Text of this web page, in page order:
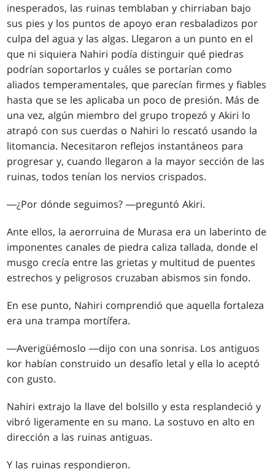
inesperados, las ruinas temblaban y chirriaban bajo
sus pies y los puntos de apoyo eran resbaladizos por
culpa del agua y las algas. Llegaron a un punto en el
que ni siquiera Nahiri podía distinguir qué piedras
podrían soportarlos y cuáles se portarían como
aliados temperamentales, que parecían firmes y fiables
hasta que se les aplicaba un poco de presión. Más de
una vez, algún miembro del grupo tropezó y Akiri lo
atrapó con sus cuerdas o Nahiri lo rescató usando la
litomancia. Necesitaron reflejos instantáneos para
progresar y, cuando llegaron a la mayor sección de las
ruinas, todos tenían los nervios crispados.
―¿Por dónde seguimos? ―preguntó Akiri.
Ante ellos, la aerorruina de Murasa era un laberinto de
imponentes canales de piedra caliza tallada, donde el
musgo crecía entre las grietas y multitud de puentes
estrechos y peligrosos cruzaban abismos sin fondo.
En ese punto, Nahiri comprendió que aquella fortaleza
era una trampa mortífera.
―Averigüémoslo ―dijo con una sonrisa. Los antiguos
kor habían construido un desafío letal y ella lo aceptó
con gusto.
Nahiri extrajo la llave del bolsillo y esta resplandeció y
vibró ligeramente en su mano. La sostuvo en alto en
dirección a las ruinas antiguas.
Y las ruinas respondieron.